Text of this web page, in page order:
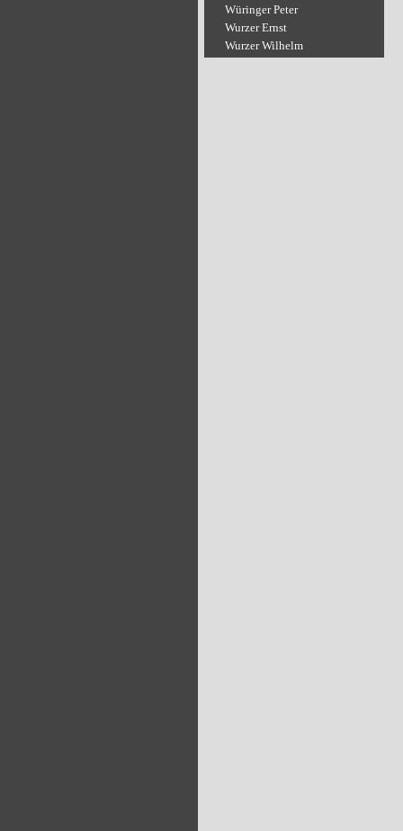
Würinger Peter
Wurzer Ernst
Wurzer Wilhelm